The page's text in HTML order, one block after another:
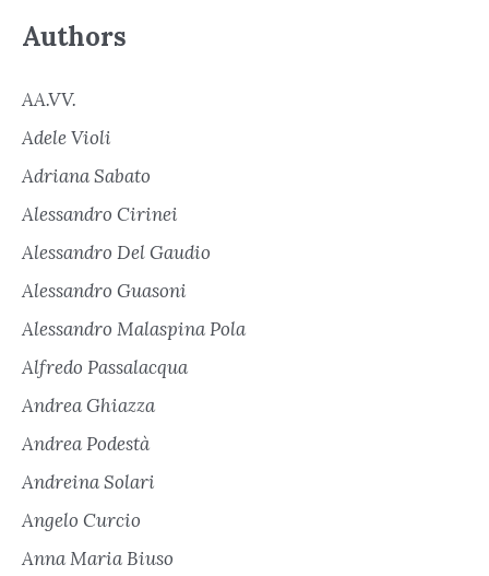
Authors
AA.VV.
Adele Violi
Adriana Sabato
Alessandro Cirinei
Alessandro Del Gaudio
Alessandro Guasoni
Alessandro Malaspina Pola
Alfredo Passalacqua
Andrea Ghiazza
Andrea Podestà
Andreina Solari
Angelo Curcio
Anna Maria Biuso